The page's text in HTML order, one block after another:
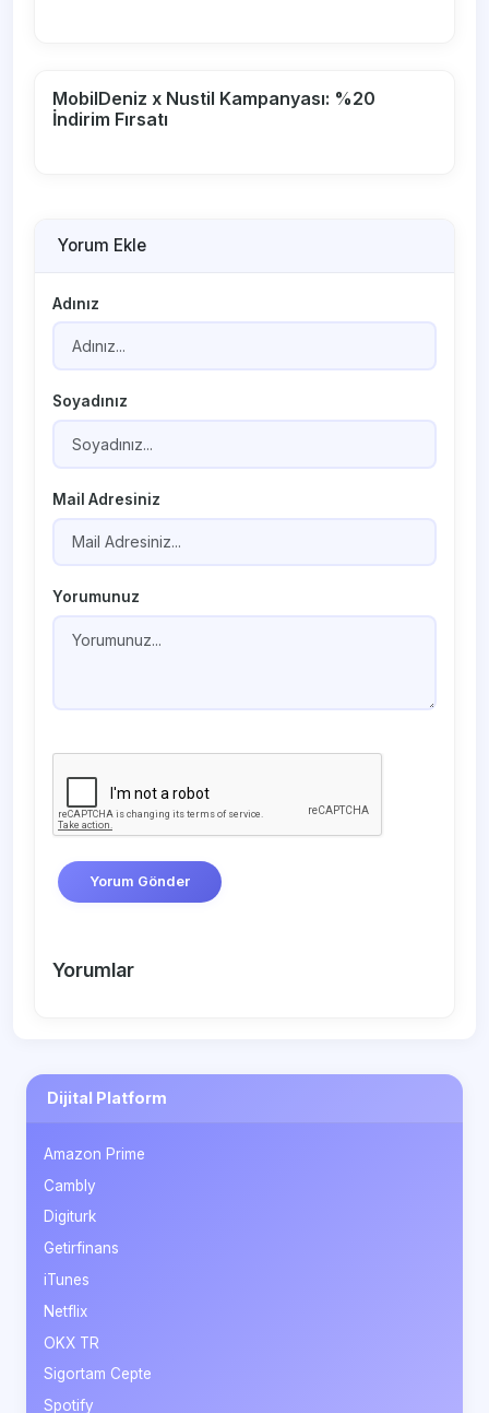
MobilDeniz x Nustil Kampanyası: %20
İndirim Fırsatı
Yorum Ekle
Adınız
Soyadınız
Mail Adresiniz
Yorumunuz
Yorum Gönder
Yorumlar
Dijital Platform
Amazon Prime
Cambly
Digiturk
Getirfinans
iTunes
Netflix
OKX TR
Sigortam Cepte
Spotify